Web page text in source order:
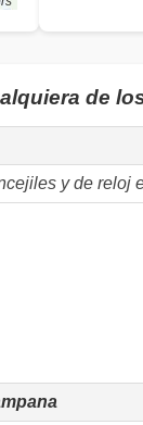
de
y de reloj